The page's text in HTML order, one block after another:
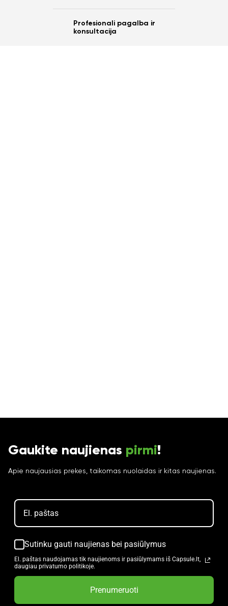
Profesionali pagalba ir
konsultacija
Gaukite naujienas pirmi!
Apie naujausias prekes, taikomas nuolaidas ir kitas naujienas.
Sutinku gauti naujienas bei pasiūlymus
El. paštas naudojamas tik naujienoms ir pasiūlymams iš Capsule.lt,
daugiau privatumo politikoje.
Prenumeruoti